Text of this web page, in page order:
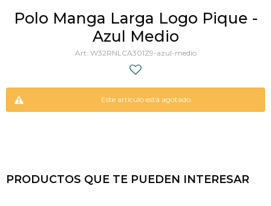
Polo Manga Larga Logo Pique -
Azul Medio
W32RNLCA301Z9-azul-medio
Este artículo está agotado.
PRODUCTOS QUE TE PUEDEN INTERESAR